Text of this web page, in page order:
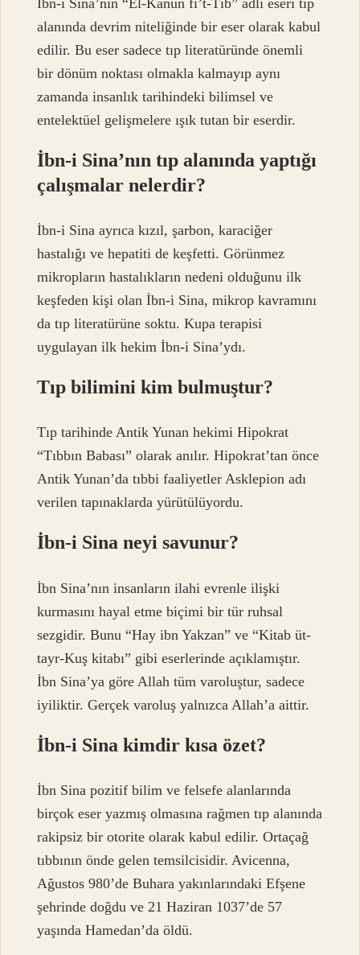
alanında devrim niteliğinde bir eser olarak kabul
edilir. Bu eser sadece tıp literatüründe önemli
bir dönüm noktası olmakla kalmayıp aynı
zamanda insanlık tarihindeki bilimsel ve
entelektüel gelişmelere ışık tutan bir eserdir.
İbn-i Sina’nın tıp alanında yaptığı
çalışmalar nelerdir?
İbn-i Sina ayrıca kızıl, şarbon, karaciğer
hastalığı ve hepatiti de keşfetti. Görünmez
mikropların hastalıkların nedeni olduğunu ilk
keşfeden kişi olan İbn-i Sina, mikrop kavramını
da tıp literatürüne soktu. Kupa terapisi
uygulayan ilk hekim İbn-i Sina’ydı.
Tıp bilimini kim bulmuştur?
Tıp tarihinde Antik Yunan hekimi Hipokrat
“Tıbbın Babası” olarak anılır. Hipokrat’tan önce
Antik Yunan’da tıbbi faaliyetler Asklepion adı
verilen tapınaklarda yürütülüyordu.
İbn-i Sina neyi savunur?
İbn Sina’nın insanların ilahi evrenle ilişki
kurmasını hayal etme biçimi bir tür ruhsal
sezgidir. Bunu “Hay ibn Yakzan” ve “Kitab üt-
tayr-Kuş kitabı” gibi eserlerinde açıklamıştır.
İbn Sina’ya göre Allah tüm varoluştur, sadece
iyiliktir. Gerçek varoluş yalnızca Allah’a aittir.
İbn-i Sina kimdir kısa özet?
İbn Sina pozitif bilim ve felsefe alanlarında
birçok eser yazmış olmasına rağmen tıp alanında
rakipsiz bir otorite olarak kabul edilir. Ortaçağ
tıbbının önde gelen temsilcisidir. Avicenna,
Ağustos 980’de Buhara yakınlarındaki Efşene
şehrinde doğdu ve 21 Haziran 1037’de 57
yaşında Hamedan’da öldü.